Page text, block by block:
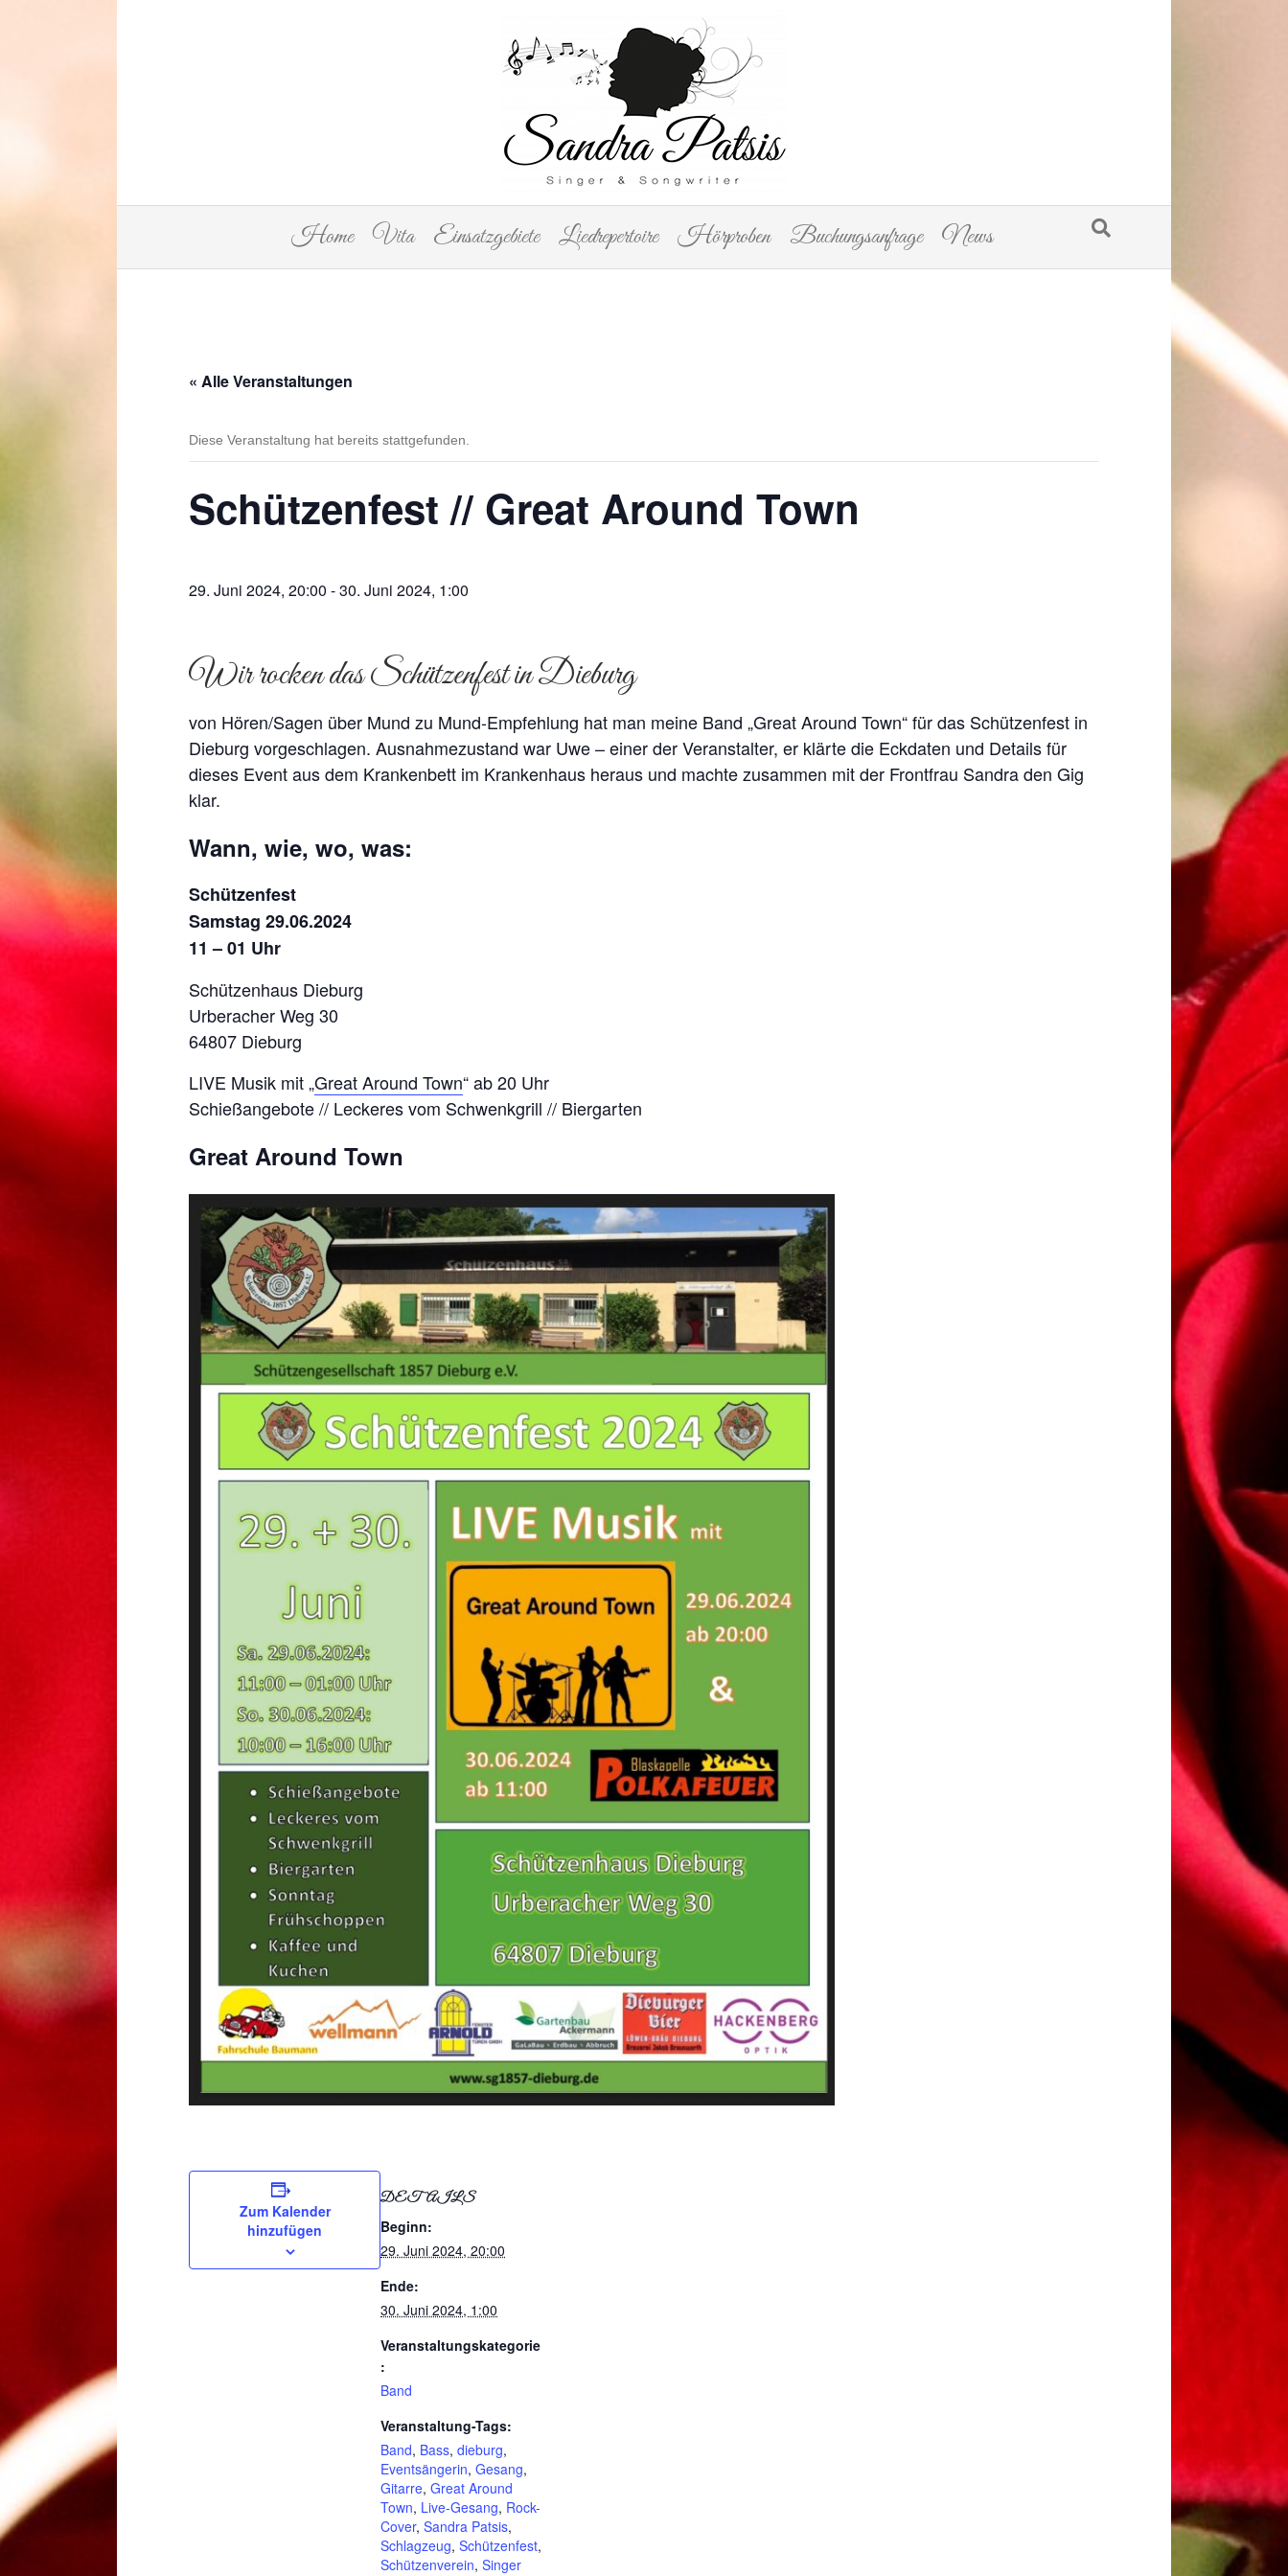
Home Vita Einsatzgebiete Liedrepertoire Hörproben Buchungsanfrage News
« Alle Veranstaltungen
Diese Veranstaltung hat bereits stattgefunden.
Schützenfest // Great Around Town
29. Juni 2024, 20:00 -30. Juni 2024, 1:00
Wir rocken das Schützenfest in Dieburg
von Hören/Sagen über Mund zu Mund-Empfehlung hat man meine Band „Great Around Town“ für das Schützenfest in
Dieburg vorgeschlagen. Ausnahmezustand war Uwe – einer der Veranstalter, er klärte die Eckdaten und Details für
dieses Event aus dem Krankenbett im Krankenhaus heraus und machte zusammen mit der Frontfrau Sandra den Gig
klar.
Wann, wie, wo, was:
Schützenfest
Samstag 29.06.2024
11 – 01 Uhr
Schützenhaus Dieburg
Urberacher Weg 30
64807 Dieburg
LIVE Musik mit „Great Around Town“ ab 20 Uhr
Schießangebote // Leckeres vom Schwenkgrill // Biergarten
Great Around Town
Zum Kalender
hinzufügen
DETAILS
Beginn:
29. Juni 2024, 20:00
Ende:
30. Juni 2024, 1:00
Veranstaltungskategorie
:
Band
Veranstaltung-Tags:
Band, Bass, dieburg,
Eventsängerin, Gesang,
Gitarre, Great Around
Town, Live-Gesang, Rock-
Cover, Sandra Patsis,
Schlagzeug, Schützenfest,
Schützenverein, Singer